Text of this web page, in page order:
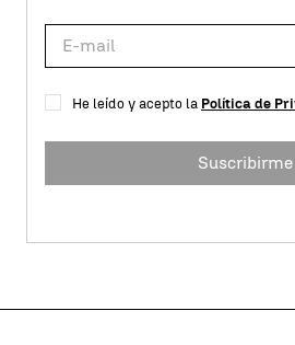
He leído y acepto la Política de
Suscribirme